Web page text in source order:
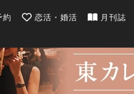
| 最新のグルメ、洗練されたラ
約 恋活・婚活 月刊誌